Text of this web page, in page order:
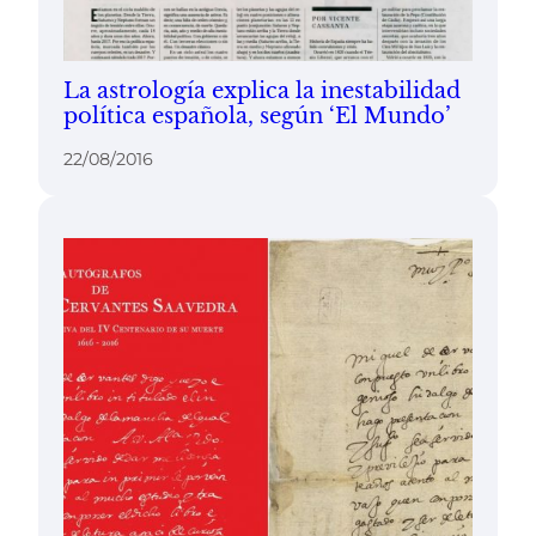
La astrología explica la inestabilidad
política española, según ‘El Mundo’
22/08/2016